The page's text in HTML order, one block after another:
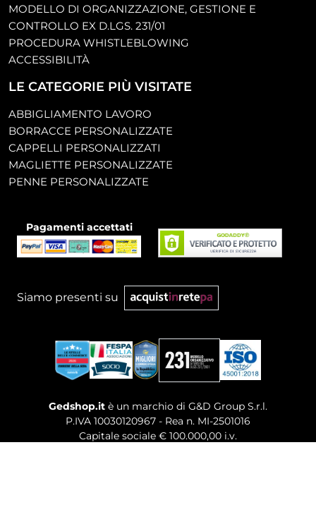
MODELLO DI ORGANIZZAZIONE, GESTIONE E
CONTROLLO EX D.LGS. 231/01
PROCEDURA WHISTLEBLOWING
ACCESSIBILITÀ
LE CATEGORIE PIÙ VISITATE
ABBIGLIAMENTO LAVORO
BORRACCE PERSONALIZZATE
CAPPELLI PERSONALIZZATI
MAGLIETTE PERSONALIZZATE
PENNE PERSONALIZZATE
Pagamenti accettati
Siamo presenti su
Gedshop.it è un marchio di G&D Group S.r.l.
P.IVA 10030120967 - Rea n. MI-2501016
Capitale sociale € 100.000,00 i.v.